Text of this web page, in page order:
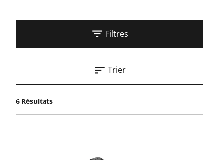
Filtres
6 Résultats
Trier